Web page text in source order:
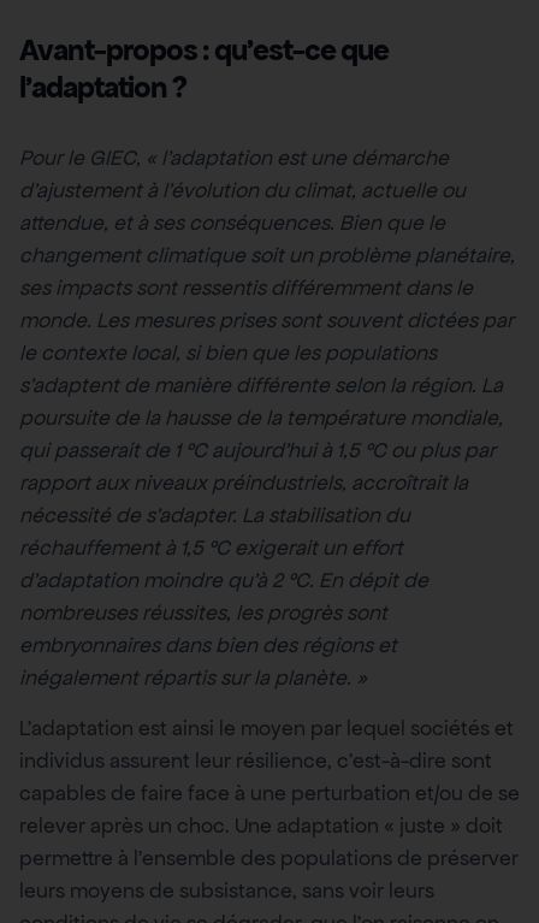
Avant-propos : qu’est-ce que
l’adaptation ?
Pour le GIEC, « l’adaptation est une démarche
d’ajustement à l’évolution du climat, actuelle ou
attendue, et à ses conséquences. Bien que le
changement climatique soit un problème planétaire,
ses impacts sont ressentis différemment dans le
monde. Les mesures prises sont souvent dictées par
le contexte local, si bien que les populations
s’adaptent de manière différente selon la région. La
poursuite de la hausse de la température mondiale,
qui passerait de 1 °C aujourd’hui à 1,5 °C ou plus par
rapport aux niveaux préindustriels, accroîtrait la
nécessité de s’adapter. La stabilisation du
réchauffement à 1,5 °C exigerait un effort
d’adaptation moindre qu’à 2 °C. En dépit de
nombreuses réussites, les progrès sont
embryonnaires dans bien des régions et
inégalement répartis sur la planète. »
L’adaptation est ainsi le moyen par lequel sociétés et
individus assurent leur résilience, c’est-à-dire sont
capables de faire face à une perturbation et/ou de se
relever après un choc. Une adaptation « juste » doit
permettre à l’ensemble des populations de préserver
leurs moyens de subsistance, sans voir leurs